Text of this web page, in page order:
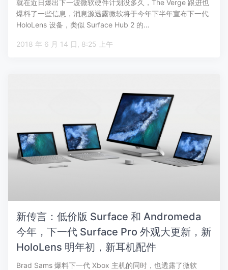
就在近日爆出下一波微软硬件计划没多久，The Verge 跟进也
爆料了一些信息，消息源透露微软将于今年下半年宣布下一代
HoloLens 设备，类似 Surface Hub 2 的…
2018 年 6 月 14 日, 8:25 上午
新传言：低价版 Surface 和 Andromeda
今年，下一代 Surface Pro 外观大更新，新
HoloLens 明年初，新耳机配件
Brad Sams 爆料下一代 Xbox 主机的同时，也透露了微软